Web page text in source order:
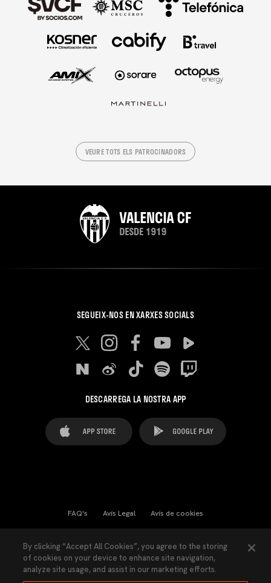
VEURE TOTS ELS PATROCINADORS
SEGUEIX-NOS EN XARXES SOCIALS
DESCARREGA LA NOSTRA APP
FAQ's Avís Legal Avís de cookies
Llei de Transparència Política de Privacitat
By clicking “Accept All Cookies”, you agree to the storing
of cookies on your device to enhance site navigation,
analyze site usage, and assist in our marketing efforts.